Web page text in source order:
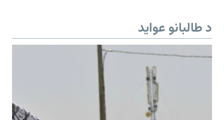
د طالبانو عواید